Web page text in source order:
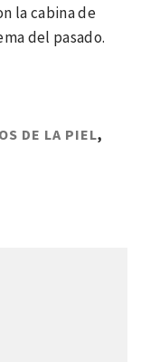
la cabina de
del pasado.
DE LA PIEL,